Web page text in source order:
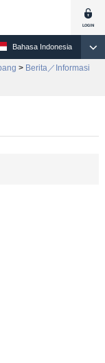
Bahasa Indonesia
> Berita／Informasi